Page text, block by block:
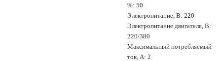
%: 50
Электропитание, В: 220
Электропитание двигателя, В:
220/380
Максимальный потребляемый
ток, А: 2